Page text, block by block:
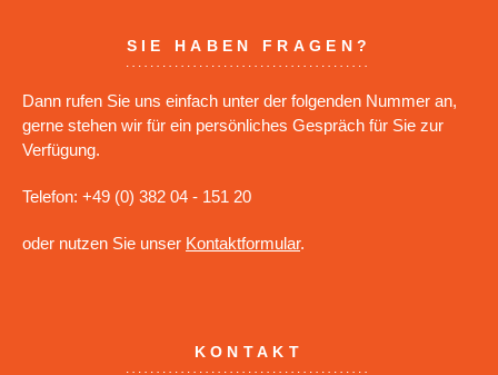
SIE HABEN FRAGEN?
Dann rufen Sie uns einfach unter der folgenden Nummer an,
gerne stehen wir für ein persönliches Gespräch für Sie zur
Verfügung.
Telefon: +49 (0) 382 04 - 151 20
oder nutzen Sie unser Kontaktformular.
KONTAKT